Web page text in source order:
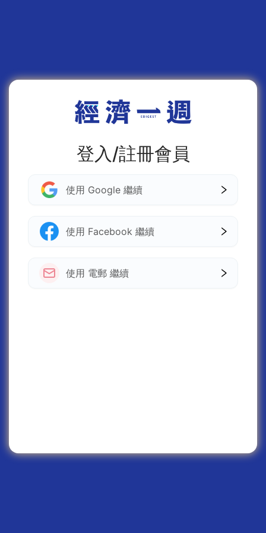
登入/註冊會員
使用 Google 繼續
使用 Facebook 繼續
使用 電郵 繼續